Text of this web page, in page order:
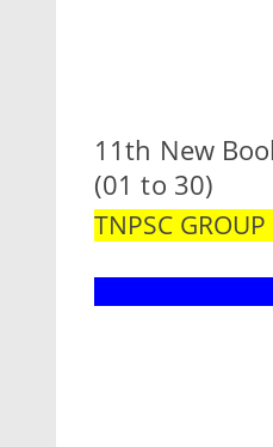
11th New
(01 to 30)
TNPSC